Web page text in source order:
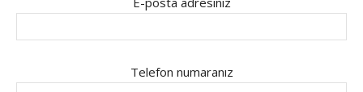
Telefon numaranız